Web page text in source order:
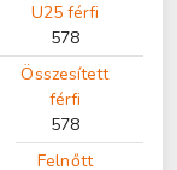
U25 férfi
578
Összesített
férfi
578
Felnőtt